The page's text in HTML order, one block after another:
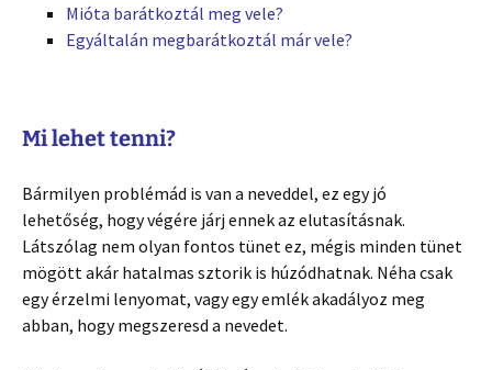
Mióta barátkoztál meg vele?
Egyáltalán megbarátkoztál már vele?
Mi lehet tenni?
Bármilyen problémád is van a neveddel, ez egy jó
lehetőség, hogy végére járj ennek az elutasításnak.
Látszólag nem olyan fontos tünet ez, mégis minden tünet
mögött akár hatalmas sztorik is húzódhatnak. Néha csak
egy érzelmi lenyomat, vagy egy emlék akadályoz meg
abban, hogy megszeresd a nevedet.